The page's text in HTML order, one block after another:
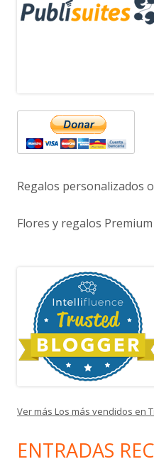
principal
Regalos personalizados
Flores y regalos
Ver más Los más vendidos en
ENTRADAS